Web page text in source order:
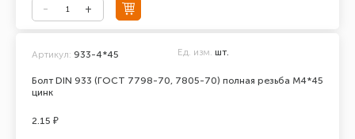
Болт DIN 933 (ГОСТ 7798-70, 7805-70) полная резьба М4*45
цинк
Артикул: 933-4*45 Ед. изм. шт.
2.15 ₽